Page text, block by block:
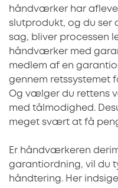
håndværker har
slutprodukt, og du ser
sag, bliver processen
håndværker med
medlem af en
gennem retssystemet
Og vælger du rettens
med tålmodighed.
meget svært at få
Er håndværkeren
garantiordning, vil du
håndtering. Her